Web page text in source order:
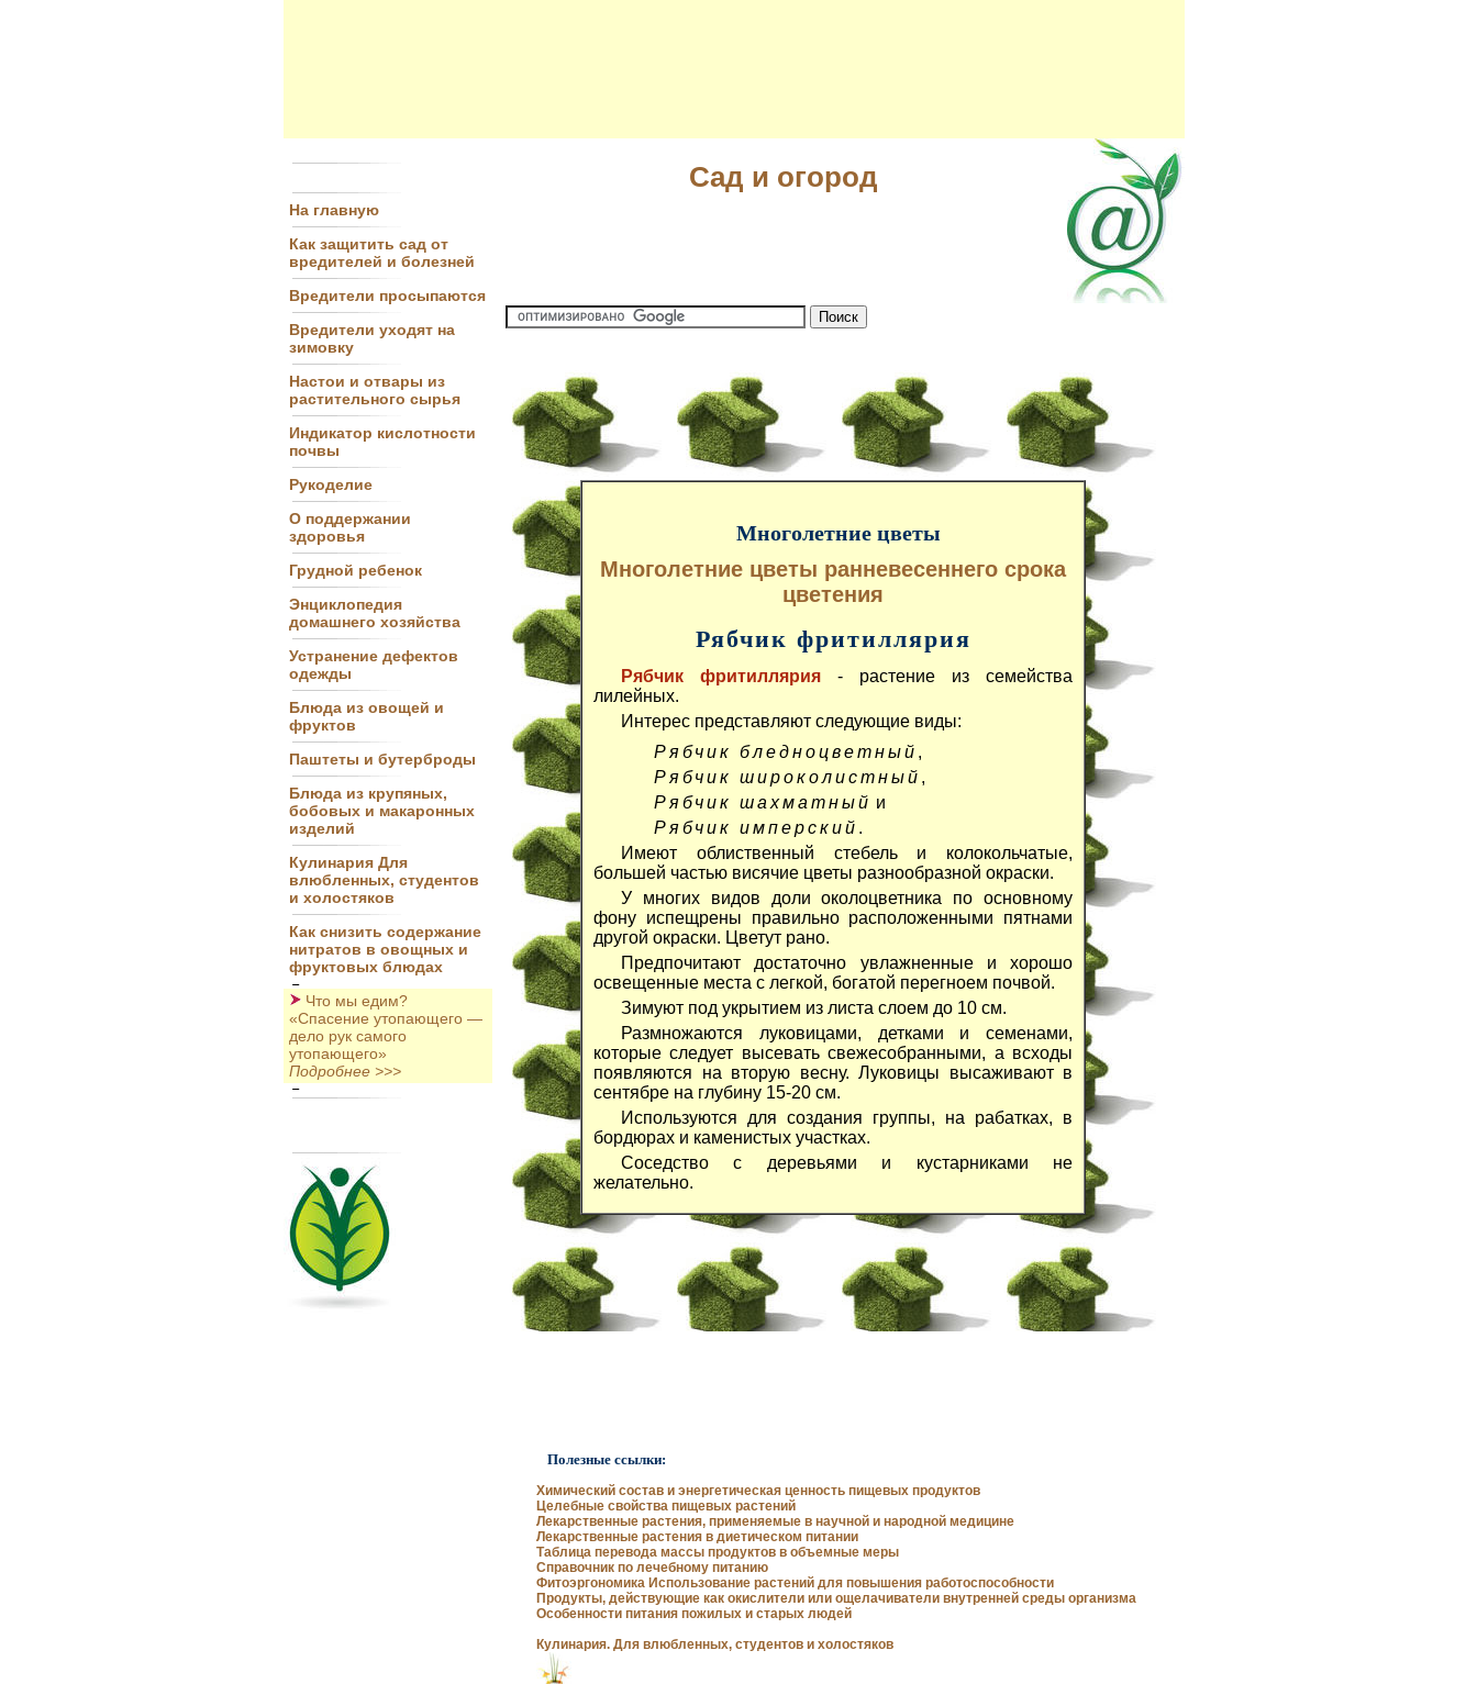
На главную
Как защитить сад от
вредителей и болезней
Вредители просыпаются
Вредители уходят на
зимовку
Настои и отвары из
растительного сырья
Индикатор кислотности
почвы
Рукоделие
О поддержании
здоровья
Грудной ребенок
Энциклопедия
домашнего хозяйства
Устранение дефектов
одежды
Блюда из овощей и
фруктов
Паштеты и бутерброды
Блюда из крупяных,
бобовых и макаронных
изделий
Кулинария Для
влюбленных, студентов
и холостяков
Как снизить содержание
нитратов в овощных и
фруктовых блюдах
Что мы едим?
«Спасение утопающего —
дело рук самого
утопающего»
Подробнее >>>
Сад и огород
Многолетние цветы
Многолетние цветы ранневесеннего срока
цветения
Рябчик фритиллярия
Рябчик фритиллярия - растение из семейства
лилейных.
Интерес представляют следующие виды:
Рябчик бледноцветный ,
Рябчик широколистный ,
Рябчик шахматный и
Рябчик имперский .
Имеют облиственный стебель и колокольчатые,
большей частью висячие цветы разнообразной окраски.
У многих видов доли околоцветника по основному
фону испещрены правильно расположенными пятнами
другой окраски. Цветут рано.
Предпочитают достаточно увлажненные и хорошо
освещенные места с легкой, богатой перегноем почвой.
Зимуют под укрытием из листа слоем до 10 см.
Размножаются луковицами, детками и семенами,
которые следует высевать свежесобранными, а всходы
появляются на вторую весну. Луковицы высаживают в
сентябре на глубину 15-20 см.
Используются для создания группы, на рабатках, в
бордюрах и каменистых участках.
Соседство с деревьями и кустарниками не
желательно.
Полезные ссылки:
Химический состав и энергетическая ценность пищевых продуктов
Целебные свойства пищевых растений
Лекарственные растения, применяемые в научной и народной медицине
Лекарственные растения в диетическом питании
Таблица перевода массы продуктов в объемные меры
Справочник по лечебному питанию
Фитоэргономика Использование растений для повышения работоспособности
Продукты, действующие как окислители или ощелачиватели внутренней среды организма
Особенности питания пожилых и старых людей
Кулинария. Для влюбленных, студентов и холостяков